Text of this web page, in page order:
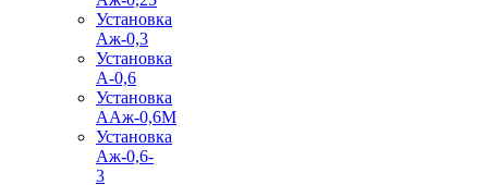
Установка
Аж-0,3
Установка
А-0,6
Установка
ААж-0,6М
Установка
Аж-0,6-
3